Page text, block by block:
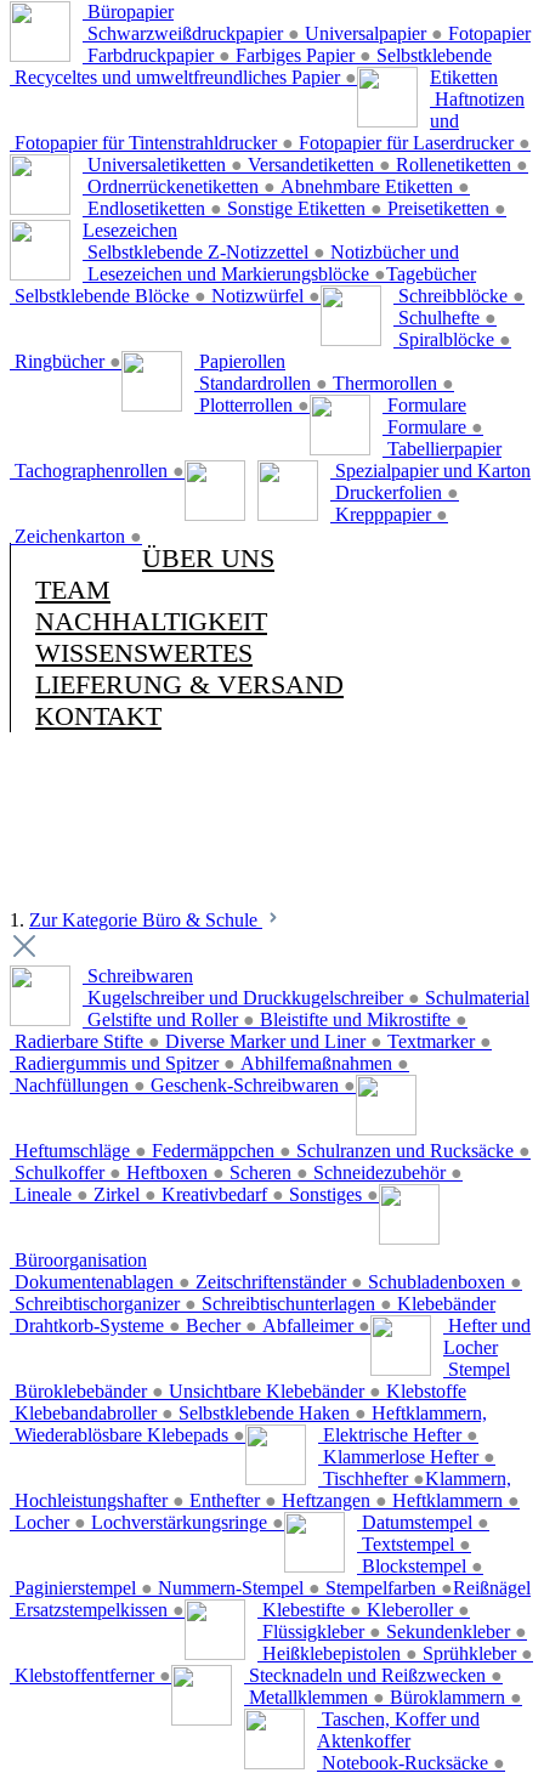
Büropapier
Schwarzweißdruckpapier ● Universalpapier ●
Farbdruckpapier ● Farbiges Papier ●
Recyceltes und umweltfreundliches Papier ●
Fotopapier
Fotopapier für Tintenstrahldrucker ● Fotopapier für Laserdrucker ●
Selbstklebende
Etiketten
Universaletiketten ● Versandetiketten ● Rollenetiketten ●
Ordnerrückenetiketten ● Abnehmbare Etiketten ●
Endlosetiketten ● Sonstige Etiketten ● Preisetiketten ●
Haftnotizen
und
Lesezeichen
Selbstklebende Z-Notizzettel ●
Lesezeichen und Markierungsblöcke ●
Selbstklebende Blöcke ● Notizwürfel ●
Notizbücher und
Tagebücher
Schreibblöcke ●
Schulhefte ●
Spiralblöcke ●
Ringbücher ●
Papierollen
Standardrollen ● Thermorollen ●
Plotterrollen ●
Formulare
Formulare ●
Tachographenrollen ●
Tabellierpapier
Spezialpapier und Karton
Druckerfolien ●
Krepppapier ●
Zeichenkarton ●
ÜBER UNS
TEAM
NACHHALTIGKEIT
WISSENSWERTES
LIEFERUNG & VERSAND
KONTAKT
1. Zur Kategorie Büro & Schule
Schreibwaren
Kugelschreiber und Druckkugelschreiber ●
Gelstifte und Roller ● Bleistifte und Mikrostifte ●
Radierbare Stifte ● Diverse Marker und Liner ● Textmarker ●
Radiergummis und Spitzer ● Abhilfemaßnahmen ●
Nachfüllungen ● Geschenk-Schreibwaren ●
Schulmaterial
Heftumschläge ● Federmäppchen ● Schulranzen und Rucksäcke ●
Schulkoffer ● Heftboxen ● Scheren ● Schneidezubehör ●
Lineale ● Zirkel ● Kreativbedarf ● Sonstiges ●
Büroorganisation
Dokumentenablagen ● Zeitschriftenständer ● Schubladenboxen ●
Schreibtischorganizer ● Schreibtischunterlagen ●
Drahtkorb-Systeme ● Becher ● Abfalleimer ●
Klebebänder
Büroklebebänder ● Unsichtbare Klebebänder ●
Klebebandabroller ● Selbstklebende Haken ●
Wiederablösbare Klebepads ●
Hefter und
Locher
Elektrische Hefter ●
Klammerlose Hefter ●
Tischhefter ●
Hochleistungshafter ● Enthefter ● Heftzangen ● Heftklammern ●
Locher ● Lochverstärkungsringe ●
Stempel
Datumstempel ●
Textstempel ●
Blockstempel ●
Paginierstempel ● Nummern-Stempel ● Stempelfarben ●
Ersatzstempelkissen ●
Klebstoffe
Klebestifte ● Kleberoller ●
Flüssigkleber ● Sekundenkleber ●
Heißklebepistolen ● Sprühkleber ●
Klebstoffentferner ●
Heftklammern,
Klammern,
Reißnägel
Stecknadeln und Reißzwecken ●
Metallklemmen ● Büroklammern ●
Taschen, Koffer und
Aktenkoffer
Notebook-Rucksäcke ●